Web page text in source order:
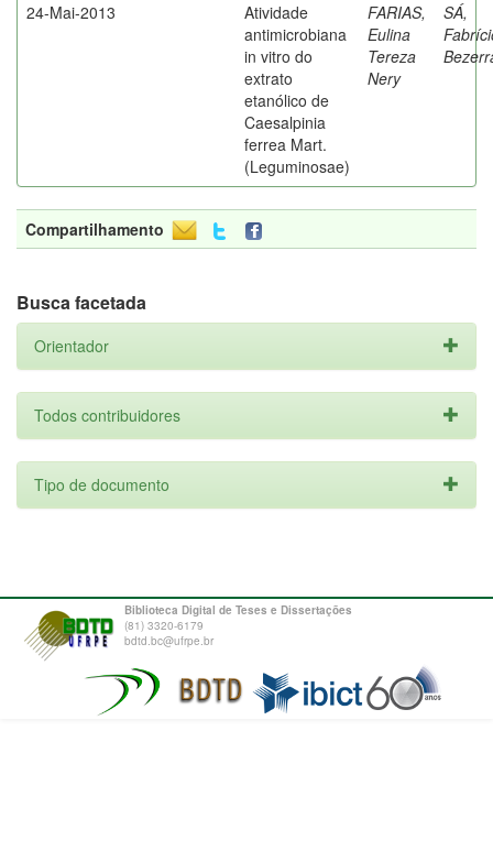
24-Mai-2013
Atividade
antimicrobiana
in vitro do
extrato
etanólico de
Caesalpinia
ferrea Mart.
(Leguminosae)
FARIAS,
Eulina
Tereza
Nery
SÁ,
Compartilhamento
Busca facetada
Orientador
Todos contribuidores
Tipo de documento
Biblioteca Digital de Teses e Dissertações
(81) 3320-6179
bdtd.bc@ufrpe.br